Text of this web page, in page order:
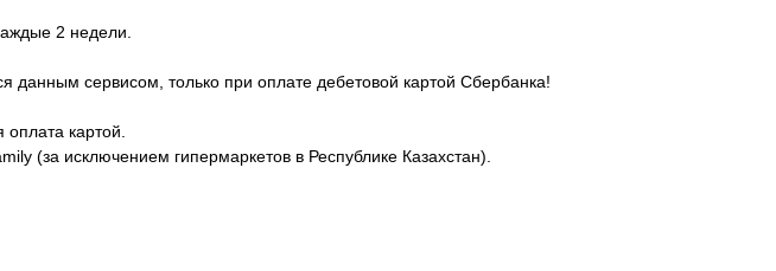
2 недели.
данным сервисом, только при оплате дебетовой картой Сбербанка!
картой.
(за исключением гипермаркетов в Республике Казахстан).